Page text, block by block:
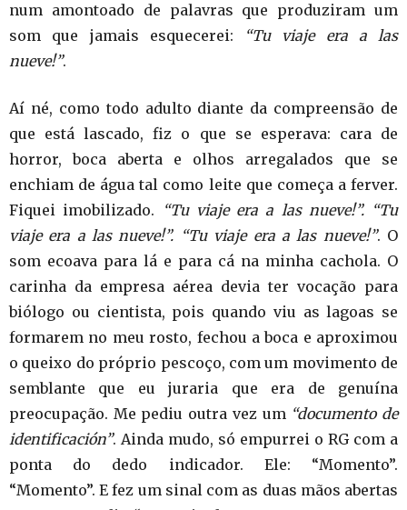
num amontoado de palavras que produziram um
som que jamais esquecerei:
“Tu viaje era a las
nueve!”.
Aí né, como todo adulto diante da compreensão de
que está lascado, fiz o que se esperava: cara de
horror, boca aberta e olhos arregalados que se
enchiam de água tal como leite que começa a ferver.
Fiquei imobilizado.
“Tu viaje era a las nueve!”. “Tu
viaje era a las nueve!”. “Tu viaje era a las nueve!”. O
som ecoava para lá e para cá na minha cachola. O
carinha da empresa aérea devia ter vocação para
biólogo ou cientista, pois quando viu as lagoas se
formarem no meu rosto, fechou a boca e aproximou
o queixo do próprio pescoço, com um movimento de
semblante que eu juraria que era de genuína
preocupação. Me pediu outra vez um “documento de
identificación”. Ainda mudo, só empurrei o RG com a
ponta do dedo indicador. Ele: “Momento”.
“Momento”. E fez um sinal com as duas mãos abertas